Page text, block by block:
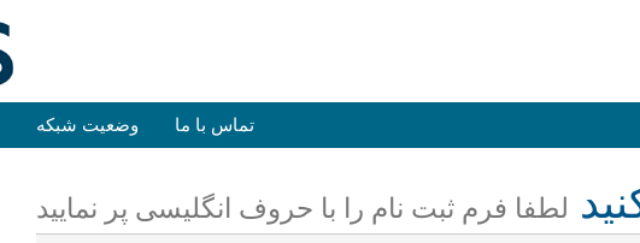
وضعیت شبکه تماس با ما
لطفا فرم ثبت نام را با حروف انگلیسی پر نمایید